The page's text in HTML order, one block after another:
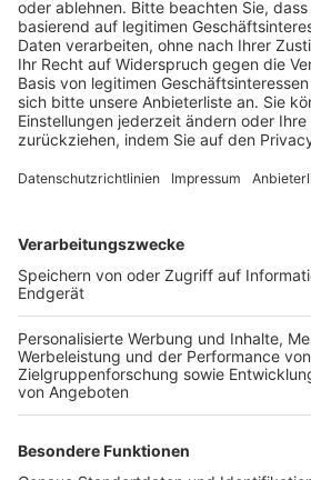
BFV-Geschäftsstellen
Trainerbörse
Login SpielPlus
FOLGE DEM BFV
TOP-VEREINE
TOP-PARTNER